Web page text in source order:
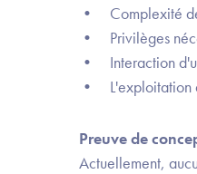
• Complexité
• Privilèges
• Interaction
• L'exploitation
Preuve de
Actuellement,